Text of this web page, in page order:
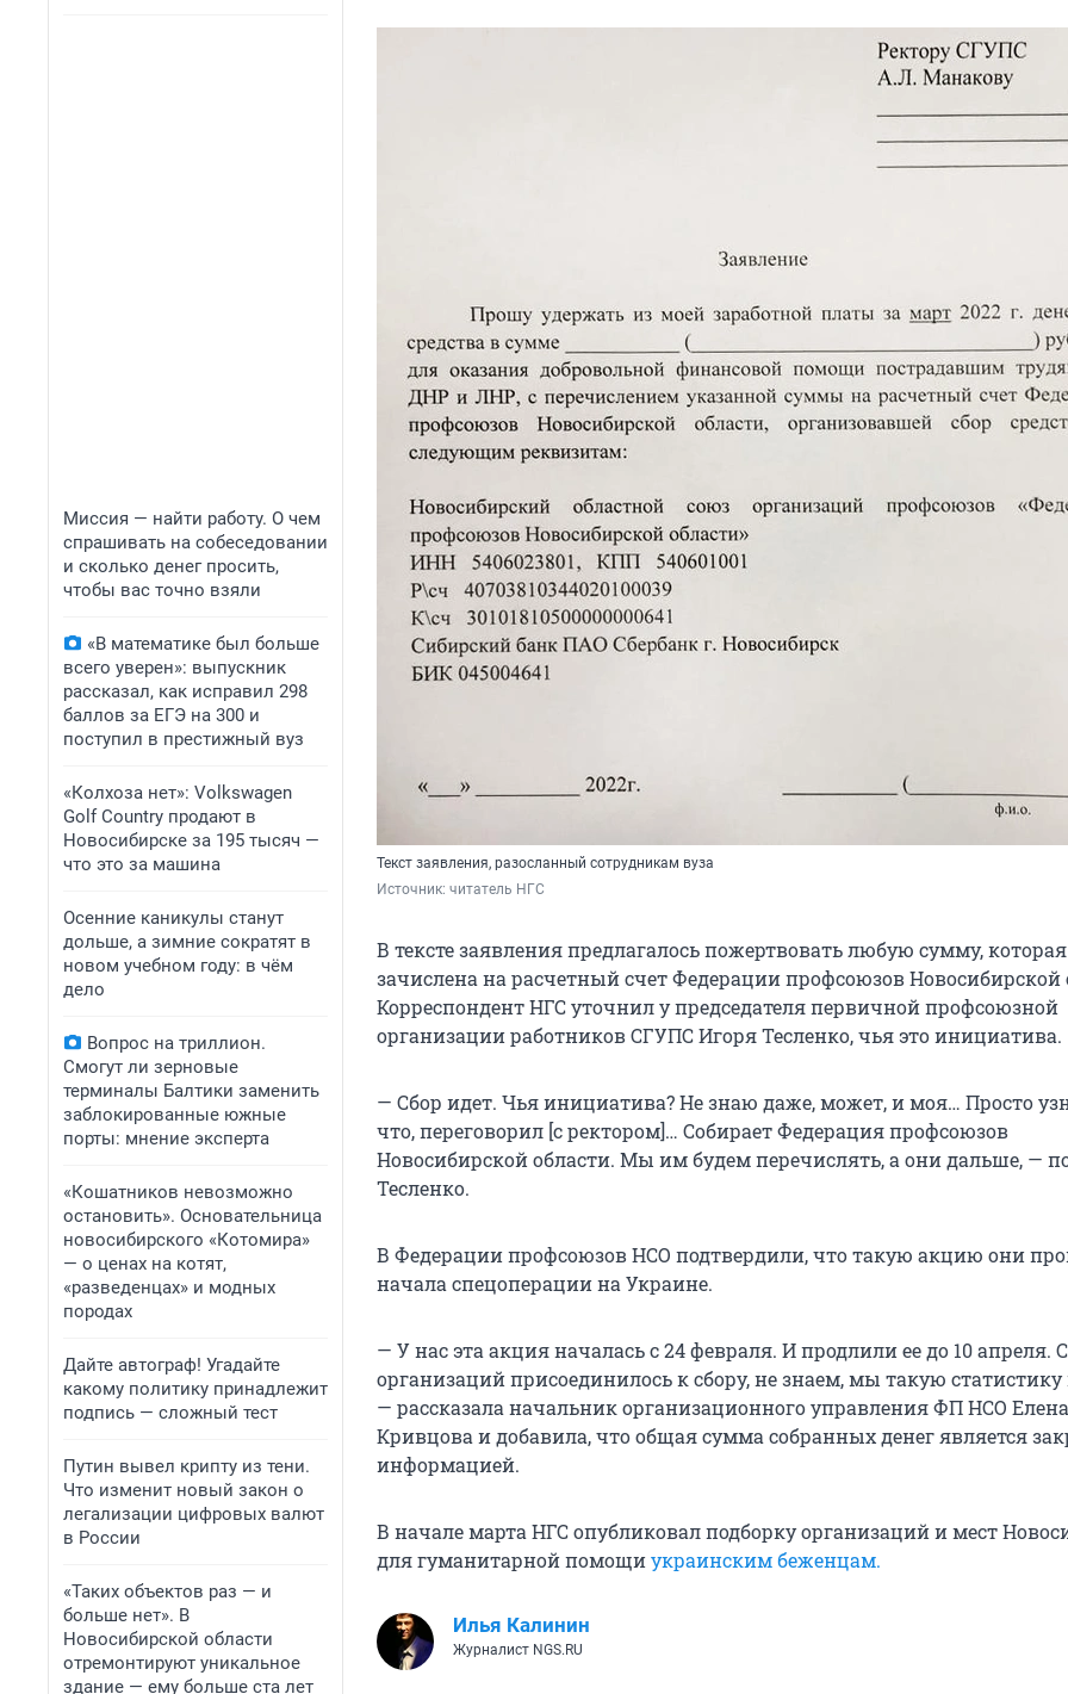
Миссия — найти работу. О чем
спрашивать на собеседовании
и сколько денег просить,
чтобы вас точно взяли
«В математике был больше
всего уверен»: выпускник
рассказал, как исправил 298
баллов за ЕГЭ на 300 и
поступил в престижный вуз
«Колхоза нет»: Volkswagen
Golf Сountry продают в
Новосибирске за 195 тысяч —
что это за машина
Осенние каникулы станут
дольше, а зимние сократят в
новом учебном году: в чём
дело
Вопрос на триллион.
Смогут ли зерновые
терминалы Балтики заменить
заблокированные южные
порты: мнение эксперта
«Кошатников невозможно
остановить». Основательница
новосибирского «Котомира»
— о ценах на котят,
«разведенцах» и модных
породах
Дайте автограф! Угадайте
какому политику принадлежит
подпись — сложный тест
Путин вывел крипту из тени.
Что изменит новый закон о
легализации цифровых валют
в России
«Таких объектов раз — и
больше нет». В
Новосибирской области
отремонтируют уникальное
здание — ему больше ста лет
Текст заявления, разосланный сотрудникам вуза
Источник: читатель НГС
В тексте заявления предлагалось пожертвовать любую сумму,
зачислена на расчетный счет Федерации профсоюзов Новосибирской
Корреспондент НГС уточнил у председателя первичной профсоюзной
организации работников СГУПС Игоря Тесленко, чья это инициатива.
— Сбор идет. Чья инициатива? Не знаю даже, может, и моя… Просто
что, переговорил [с ректором]… Собирает Федерация профсоюзов
Новосибирской области. Мы им будем перечислять, а они дальше, —
Тесленко.
В Федерации профсоюзов НСО подтвердили, что такую акцию они
начала спецоперации на Украине.
— У нас эта акция началась с 24 февраля. И продлили ее до 10 апреля.
организаций присоединилось к сбору, не знаем, мы такую статистику
— рассказала начальник организационного управления ФП НСО Елена
Кривцова и добавила, что общая сумма собранных денег является
информацией.
В начале марта НГС опубликовал подборку организаций и мест
для гуманитарной помощиукраинским беженцам.
Илья Калинин
Журналист NGS.RU